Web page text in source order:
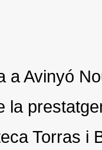
a Avinyó
la
Torras i